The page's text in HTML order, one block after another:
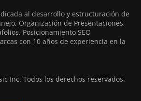
al desarrollo y estructuración de
Organización de Presentaciones,
Posicionamiento SEO
con 10 años de experiencia en la
Inc. Todos los derechos reservados.